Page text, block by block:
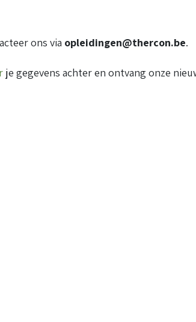
ons via opleidingen@thercon.be.
je gegevens achter en ontvang onze